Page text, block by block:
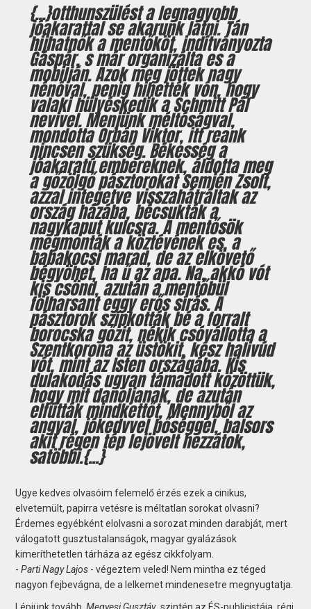
{...}otthunszülést a legnagyobb
jóakarattal se akarunk látni. Tán
hijhatnők a mentőköt, indítványozta
Gáspár, s már organizálta es a
mobilján. Azok meg jöttek nagy
nénóval, penig hihették vón, hogy
valaki hülyéskedik a Schmitt Pál
nevivel. Menjünk méltóságval,
mondotta Orbán Viktor, itt reank
nincsen szükség. Békesség a
jóakaratú embereknek, áldotta meg
a gőzölgő pásztorokat Semjén Zsolt,
azzal integetve visszahátráltak az
ország házába, bécsukták a
nagykaput kulcsra. A mentősök
megmonták a köztévének es, a
babakocsi marad, de az elkövető
bégyöhet, ha ű az apa. Na, akkó vót
kis csönd, azután a mentőbül
fölharsant eggy erős sírás. A
pásztorok szípkották bé a forralt
borocska gőzit, nékik csóvállotta a
Szentkorona az üstökit, kész halivúd
vót, mint az Isten országába. Kis
dulakodás ugyan támadott közöttük,
hogy mit danoljanak, de azután
elfútták mindkettőt, Mennyből az
angyal, jókedvvel bőséggel, balsors
akit régen tép lejövelt hezzátok,
satöbbi.{...}
Ugye kedves olvasóim felemelő érzés ezek a cinikus,
elvetemült, papirra vetésre is méltatlan sorokat olvasni?
Érdemes egyébként elolvasni a sorozat minden darabját, mert
válogatott gusztustalanságok, magyar gyalázások
kimeríthetetlen tárháza az egész cikkfolyam.
-Parti Nagy Lajos - végeztem veled! Nem mintha ez téged
nagyon fejbevágna, de a lelkemet mindenesetre megnyugtatja.